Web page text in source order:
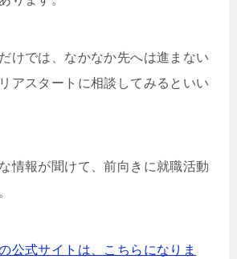
けでは、なかなか先へは進まない
アスタートに相談してみるといい
情報が聞けて、前向きに就職活動
公式サイトは、こちらになりま